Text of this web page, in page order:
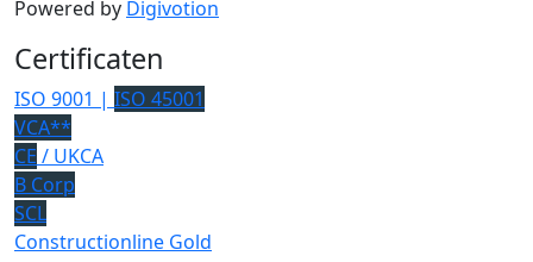
Powered by Digivotion
Certificaten
ISO 9001 | ISO 45001
VCA**
CE / UKCA
B Corp
SCL
Constructionline Gold